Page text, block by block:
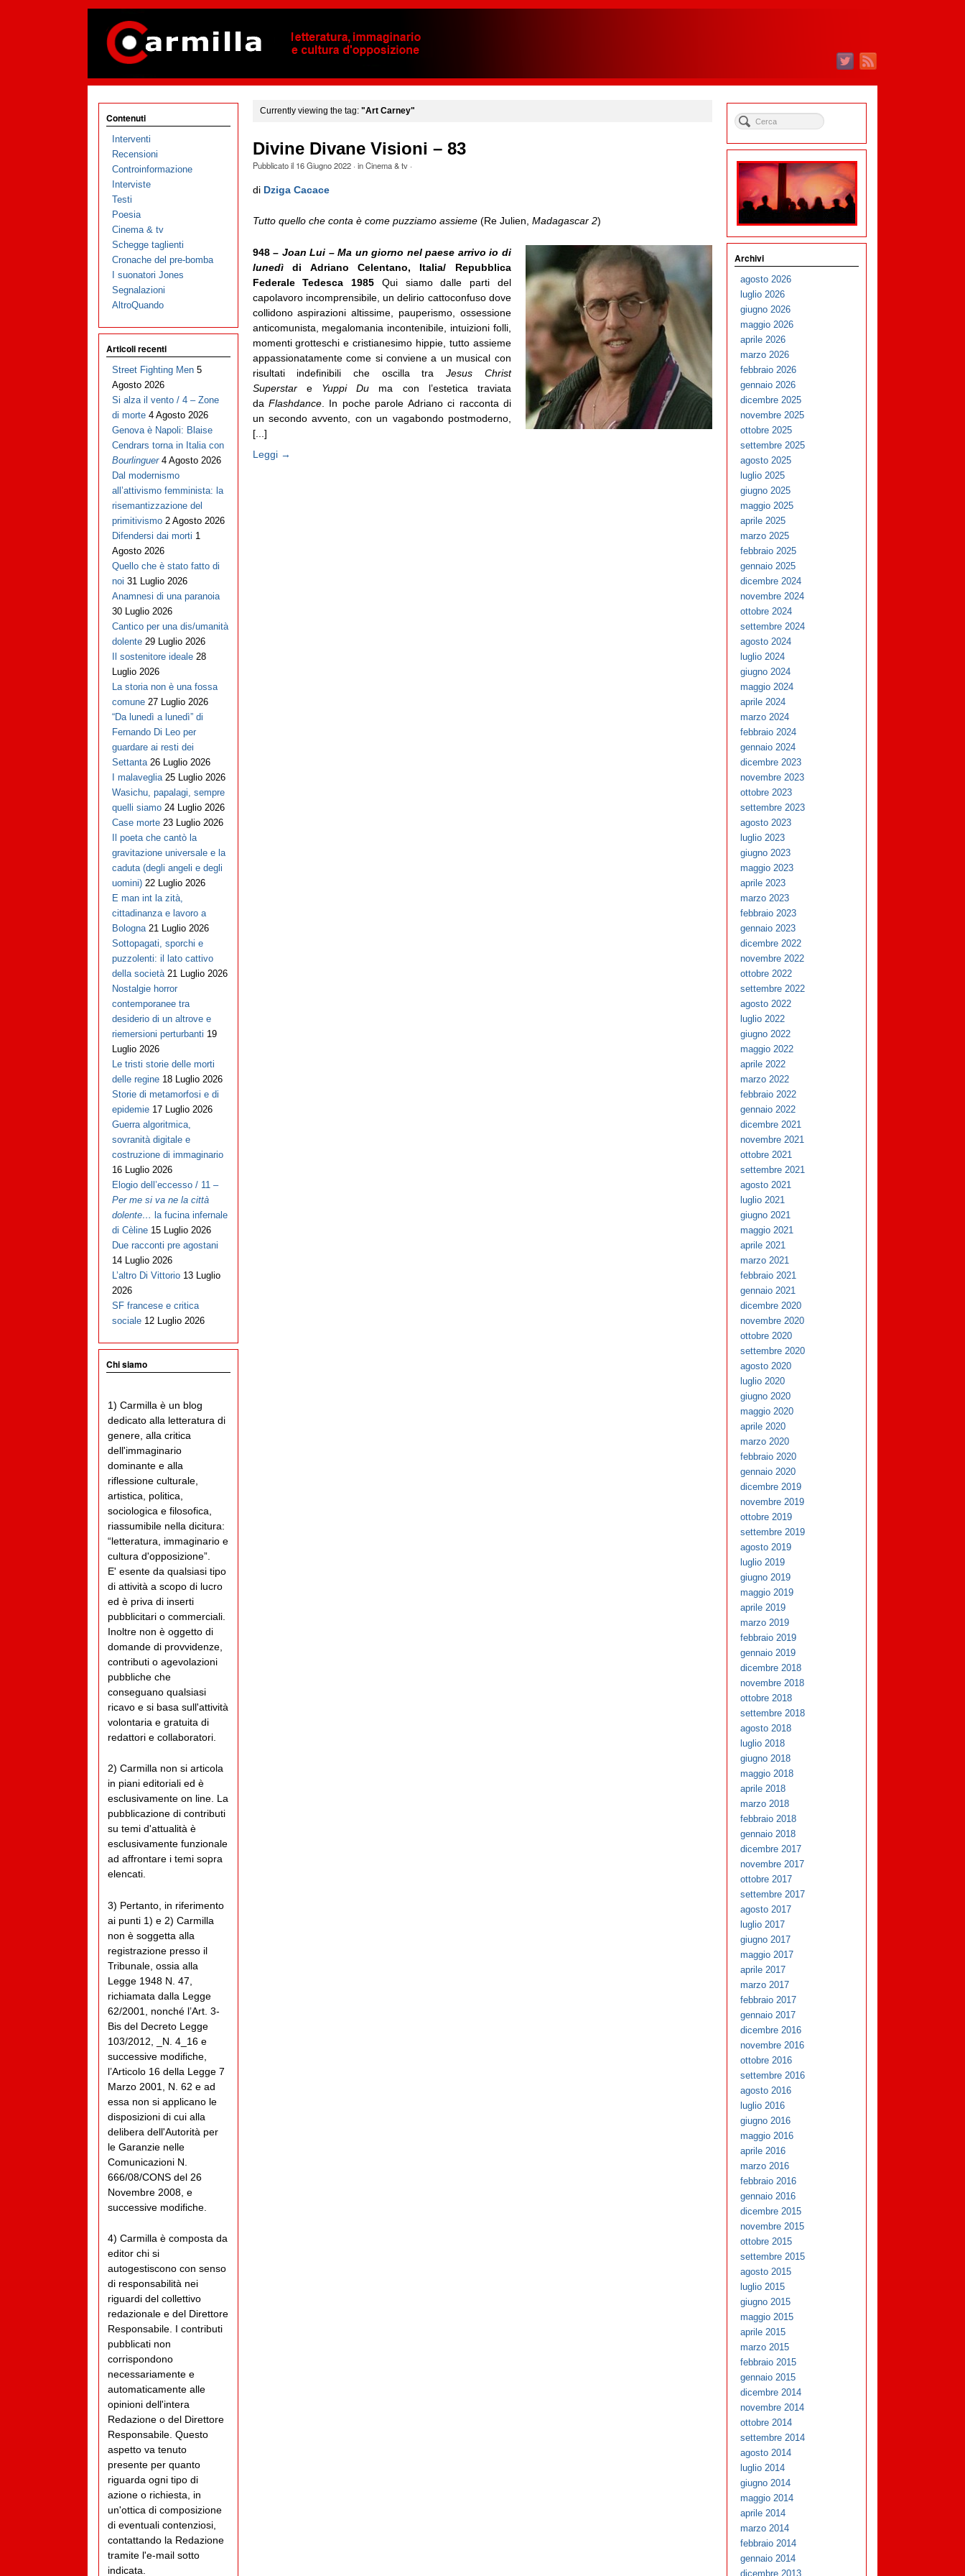
Currently viewing the tag: "Art Carney"
Divine Divane Visioni – 83
Pubblicato il 16 Giugno 2022· inCinema & tv·
di Dziga Cacace
Tutto quello che conta è come puzziamo assieme(Re Julien, Madagascar 2)
948 – Joan Lui – Ma un giorno nel paese arrivo io di
lunedìdi Adriano Celentano, Italia/ Repubblica
Federale Tedesca 1985 Qui siamo dalle parti del
capolavoro incomprensibile, un delirio cattoconfuso dove
collidono aspirazioni altissime, pauperismo, ossessione
anticomunista, megalomania incontenibile, intuizioni folli,
momenti grotteschi e cristianesimo hippie, tutto assieme
appassionatamente come si conviene a un musical con
risultati indefinibili che oscilla traJesus Christ
Superstar e Yuppi Du ma con l’estetica traviata
da Flashdance. In poche parole Adriano ci racconta di
un secondo avvento, con un vagabondo postmoderno,
[...]
Leggi →
Contenuti
Interventi
Recensioni
Controinformazione
Interviste
Testi
Poesia
Cinema & tv
Schegge taglienti
Cronache del pre-bomba
I suonatori Jones
Segnalazioni
AltroQuando
Articoli recenti
Street Fighting Men 5
Agosto 2026
Si alza il vento / 4 – Zone
di morte 4 Agosto 2026
Genova è Napoli: Blaise
Cendrars torna in Italia con
Bourlinguer 4 Agosto 2026
Dal modernismo
all’attivismo femminista: la
risemantizzazione del
primitivismo 2 Agosto 2026
Difendersi dai morti 1
Agosto 2026
Quello che è stato fatto di
noi 31 Luglio 2026
Anamnesi di una paranoia
30 Luglio 2026
Cantico per una dis/umanità
dolente 29 Luglio 2026
Il sostenitore ideale 28
Luglio 2026
La storia non è una fossa
comune 27 Luglio 2026
“Da lunedì a lunedì” di
Fernando Di Leo per
guardare ai resti dei
Settanta 26 Luglio 2026
I malaveglia 25 Luglio 2026
Wasichu, papalagi, sempre
quelli siamo 24 Luglio 2026
Case morte 23 Luglio 2026
Il poeta che cantò la
gravitazione universale e la
caduta (degli angeli e degli
uomini) 22 Luglio 2026
E man int la zità,
cittadinanza e lavoro a
Bologna 21 Luglio 2026
Sottopagati, sporchi e
puzzolenti: il lato cattivo
della società 21 Luglio 2026
Nostalgie horror
contemporanee tra
desiderio di un altrove e
riemersioni perturbanti 19
Luglio 2026
Le tristi storie delle morti
delle regine 18 Luglio 2026
Storie di metamorfosi e di
epidemie 17 Luglio 2026
Guerra algoritmica,
sovranità digitale e
costruzione di immaginario
16 Luglio 2026
Elogio dell’eccesso / 11 –
Per me si va ne la città
dolente… la fucina infernale
di Cèline 15 Luglio 2026
Due racconti pre agostani
14 Luglio 2026
L’altro Di Vittorio 13 Luglio
2026
SF francese e critica
sociale 12 Luglio 2026
Chi siamo
1) Carmilla è un blog
dedicato alla letteratura di
genere, alla critica
dell'immaginario
dominante e alla
riflessione culturale,
artistica, politica,
sociologica e filosofica,
riassumibile nella dicitura:
“letteratura, immaginario e
cultura d'opposizione”.
E' esente da qualsiasi tipo
di attività a scopo di lucro
ed è priva di inserti
pubblicitari o commerciali.
Inoltre non è oggetto di
domande di provvidenze,
contributi o agevolazioni
pubbliche che
conseguano qualsiasi
ricavo e si basa sull'attività
volontaria e gratuita di
redattori e collaboratori.
2) Carmilla non si articola
in piani editoriali ed è
esclusivamente on line. La
pubblicazione di contributi
su temi d'attualità è
esclusivamente funzionale
ad affrontare i temi sopra
elencati.
3) Pertanto, in riferimento
ai punti 1) e 2) Carmilla
non è soggetta alla
registrazione presso il
Tribunale, ossia alla
Legge 1948 N. 47,
richiamata dalla Legge
62/2001, nonché l’Art. 3-
Bis del Decreto Legge
103/2012, _N. 4_16 e
successive modifiche,
l’Articolo 16 della Legge 7
Marzo 2001, N. 62 e ad
essa non si applicano le
disposizioni di cui alla
delibera dell'Autorità per
le Garanzie nelle
Comunicazioni N.
666/08/CONS del 26
Novembre 2008, e
successive modifiche.
4) Carmilla è composta da
editor chi si
autogestiscono con senso
di responsabilità nei
riguardi del collettivo
redazionale e del Direttore
Responsabile. I contributi
pubblicati non
corrispondono
necessariamente e
automaticamente alle
opinioni dell'intera
Redazione o del Direttore
Responsabile. Questo
aspetto va tenuto
presente per quanto
riguarda ogni tipo di
azione o richiesta, in
un'ottica di composizione
di eventuali contenziosi,
contattando la Redazione
tramite l'e-mail sotto
indicata.
Archivi
agosto 2026
luglio 2026
giugno 2026
maggio 2026
aprile 2026
marzo 2026
febbraio 2026
gennaio 2026
dicembre 2025
novembre 2025
ottobre 2025
settembre 2025
agosto 2025
luglio 2025
giugno 2025
maggio 2025
aprile 2025
marzo 2025
febbraio 2025
gennaio 2025
dicembre 2024
novembre 2024
ottobre 2024
settembre 2024
agosto 2024
luglio 2024
giugno 2024
maggio 2024
aprile 2024
marzo 2024
febbraio 2024
gennaio 2024
dicembre 2023
novembre 2023
ottobre 2023
settembre 2023
agosto 2023
luglio 2023
giugno 2023
maggio 2023
aprile 2023
marzo 2023
febbraio 2023
gennaio 2023
dicembre 2022
novembre 2022
ottobre 2022
settembre 2022
agosto 2022
luglio 2022
giugno 2022
maggio 2022
aprile 2022
marzo 2022
febbraio 2022
gennaio 2022
dicembre 2021
novembre 2021
ottobre 2021
settembre 2021
agosto 2021
luglio 2021
giugno 2021
maggio 2021
aprile 2021
marzo 2021
febbraio 2021
gennaio 2021
dicembre 2020
novembre 2020
ottobre 2020
settembre 2020
agosto 2020
luglio 2020
giugno 2020
maggio 2020
aprile 2020
marzo 2020
febbraio 2020
gennaio 2020
dicembre 2019
novembre 2019
ottobre 2019
settembre 2019
agosto 2019
luglio 2019
giugno 2019
maggio 2019
aprile 2019
marzo 2019
febbraio 2019
gennaio 2019
dicembre 2018
novembre 2018
ottobre 2018
settembre 2018
agosto 2018
luglio 2018
giugno 2018
maggio 2018
aprile 2018
marzo 2018
febbraio 2018
gennaio 2018
dicembre 2017
novembre 2017
ottobre 2017
settembre 2017
agosto 2017
luglio 2017
giugno 2017
maggio 2017
aprile 2017
marzo 2017
febbraio 2017
gennaio 2017
dicembre 2016
novembre 2016
ottobre 2016
settembre 2016
agosto 2016
luglio 2016
giugno 2016
maggio 2016
aprile 2016
marzo 2016
febbraio 2016
gennaio 2016
dicembre 2015
novembre 2015
ottobre 2015
settembre 2015
agosto 2015
luglio 2015
giugno 2015
maggio 2015
aprile 2015
marzo 2015
febbraio 2015
gennaio 2015
dicembre 2014
novembre 2014
ottobre 2014
settembre 2014
agosto 2014
luglio 2014
giugno 2014
maggio 2014
aprile 2014
marzo 2014
febbraio 2014
gennaio 2014
dicembre 2013